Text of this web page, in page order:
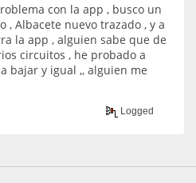
con la app , busco un
, Albacete nuevo trazado , y a
la app , alguien sabe que de
circuitos , he probado a
bajar y igual ,, alguien me
Logged